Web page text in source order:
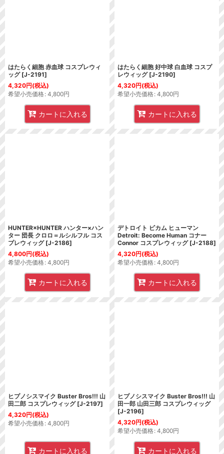
はたらく細胞 赤血球 コスプレウィ
ッグ [J-2191]
4,320円(税込)
希望小売価格: 4,800円
カートに入れる
はたらく細胞 好中球 白血球 コスプ
レウィッグ [J-2190]
4,320円(税込)
希望小売価格: 4,800円
カートに入れる
HUNTER×HUNTER ハンター×ハン
ター 団長 クロロ＝ルシルフル コス
プレウィッグ [J-2186]
4,800円(税込)
希望小売価格: 4,800円
カートに入れる
デトロイト ビカム ヒューマン
Detroit: Become Human コナー
Connor コスプレウィッグ [J-2188]
4,320円(税込)
希望小売価格: 4,800円
カートに入れる
ヒプノシスマイク Buster Bros!!! 山
田二郎 コスプレウィッグ [J-2197]
4,320円(税込)
希望小売価格: 4,800円
カートに入れる
ヒプノシスマイク Buster Bros!!! 山
田一郎 山田三郎 コスプレウィッグ
[J-2196]
4,320円(税込)
希望小売価格: 4,800円
カートに入れる